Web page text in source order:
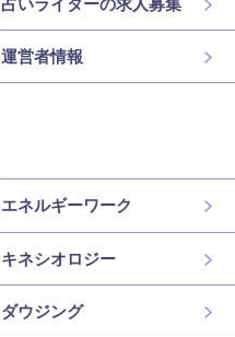
運営者情報
エネルギーワーク
キネシオロジー
ダウジング